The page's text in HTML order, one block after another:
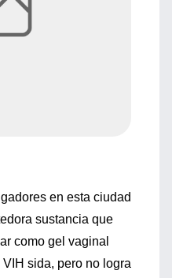
en esta ciudad
sustancia que
como gel vaginal
sida, pero no logra